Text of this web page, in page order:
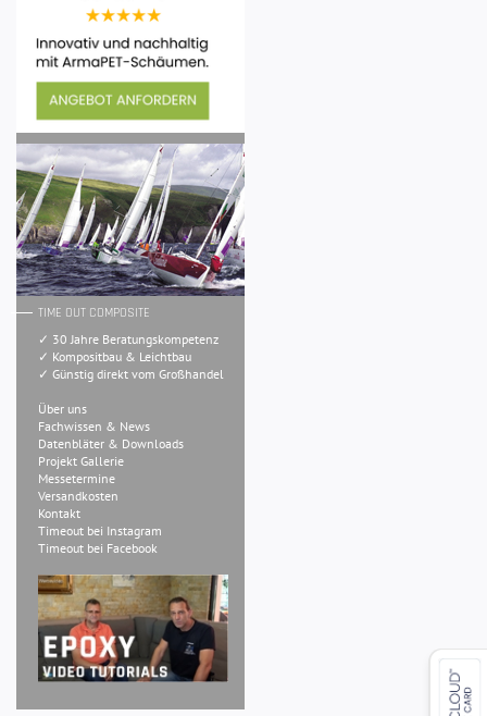
TIME OUT COMPOSITE
✓ 30 Jahre Beratungskompetenz
✓ Kompositbau & Leichtbau
✓ Günstig direkt vom Großhandel
Über uns
Fachwissen & News
Datenbläter & Downloads
Projekt Gallerie
Messetermine
Versandkosten
Kontakt
Timeout bei Instagram
Timeout bei Facebook